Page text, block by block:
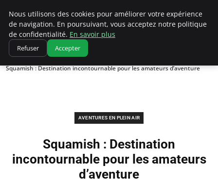
Correze Co
Accueil
Aventures en plein air
Squamish : Destination incontournable pour les amateurs d’aventure
AVENTURES EN PLEIN AIR
Squamish : Destination
incontournable pour les amateurs
d’aventure
Nous utilisons des cookies pour améliorer votre expérience
de navigation. En poursuivant, vous acceptez notre politique
de confidentialité. En savoir plus
Refuser Accepter